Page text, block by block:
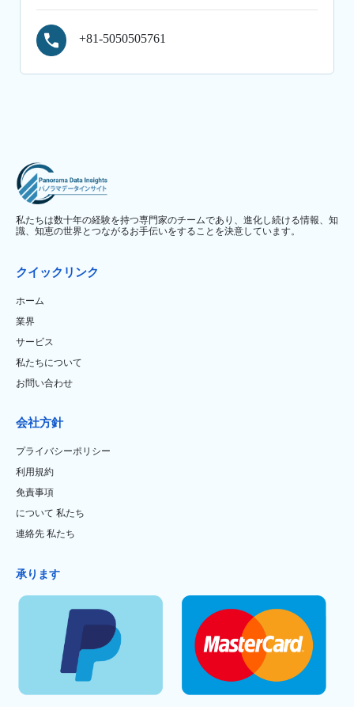
+81-5050505761
私たちは数十年の経験を持つ専門家のチームであり、進化し続ける情報、知
識、知恵の世界とつながるお手伝いをすることを決意しています。
クイックリンク
ホーム
業界
サービス
私たちについて
お問い合わせ
会社方針
プライバシーポリシー
利用規約
免責事項
について 私たち
連絡先 私たち
承ります